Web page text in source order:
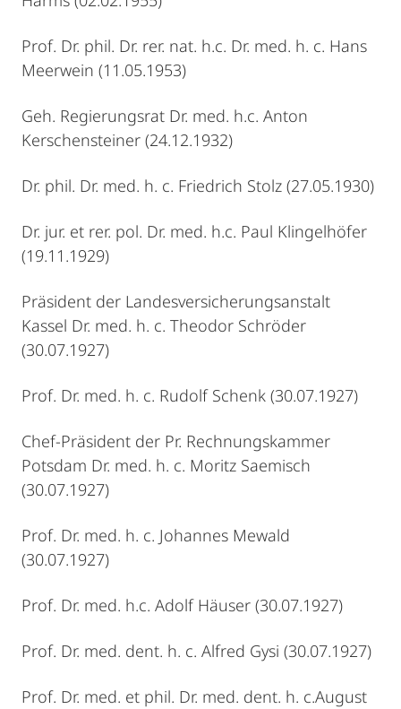
Prof. Dr. phil. Dr. rer. nat. h.c. Dr. med. h. c. Hans
Meerwein (11.05.1953)
Geh. Regierungsrat Dr. med. h.c. Anton
Kerschensteiner (24.12.1932)
Dr. phil. Dr. med. h. c. Friedrich Stolz (27.05.1930)
Dr. jur. et rer. pol. Dr. med. h.c. Paul Klingelhöfer
(19.11.1929)
Präsident der Landesversicherungsanstalt
Kassel Dr. med. h. c. Theodor Schröder
(30.07.1927)
Prof. Dr. med. h. c. Rudolf Schenk (30.07.1927)
Chef-Präsident der Pr. Rechnungskammer
Potsdam Dr. med. h. c. Moritz Saemisch
(30.07.1927)
Prof. Dr. med. h. c. Johannes Mewald
(30.07.1927)
Prof. Dr. med. h.c. Adolf Häuser (30.07.1927)
Prof. Dr. med. dent. h. c. Alfred Gysi (30.07.1927)
Prof. Dr. med. et phil. Dr. med. dent. h. c.August